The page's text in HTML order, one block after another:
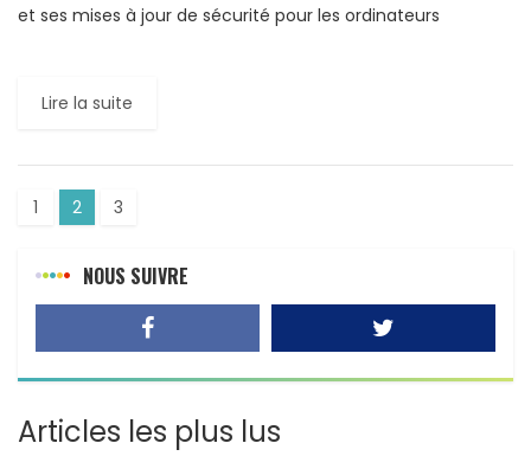
et ses mises à jour de sécurité pour les ordinateurs
Lire la suite
1 2 3
NOUS SUIVRE
Articles les plus lus